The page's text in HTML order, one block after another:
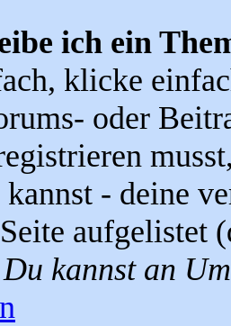
ich ein
klicke
oder
kannst - deine
aufgelistet
kannst an